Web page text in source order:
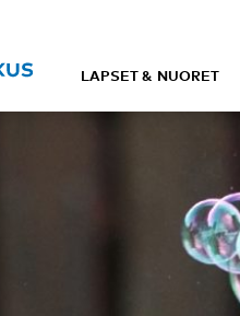
LAPSET & NUORET